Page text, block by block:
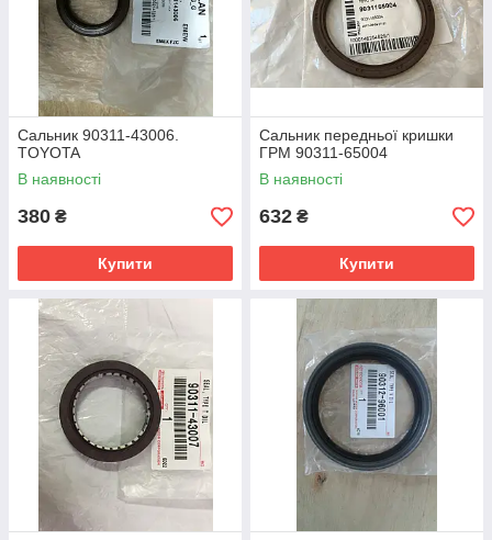
Сальник 90311-43006.
TOYOTA
В наявності
380 ₴
Купити
Сальник передньої кришки
ГРМ 90311-65004
В наявності
632 ₴
Купити